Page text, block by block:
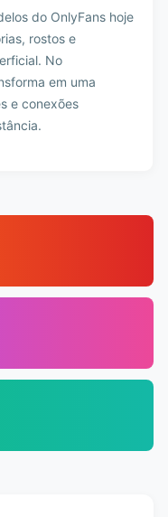
do OnlyFans hoje
rostos e
No
em uma
e conexões